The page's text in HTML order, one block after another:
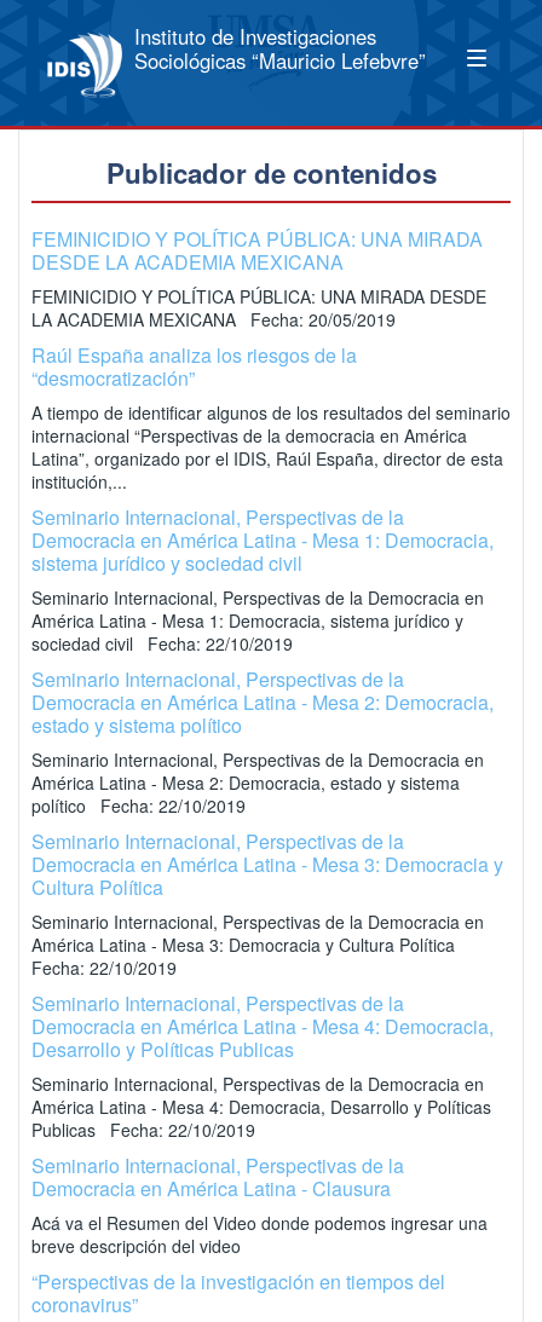
Instituto de Investigaciones
Sociológicas “Mauricio Lefebvre”
Publicador de contenidos
FEMINICIDIO Y POLÍTICA PÚBLICA: UNA MIRADA
DESDE LA ACADEMIA MEXICANA
FEMINICIDIO Y POLÍTICA PÚBLICA: UNA MIRADA DESDE
LA ACADEMIA MEXICANA Fecha: 20/05/2019
Raúl España analiza los riesgos de la
“desmocratización”
A tiempo de identificar algunos de los resultados del seminario
internacional “Perspectivas de la democracia en América
Latina”, organizado por el IDIS, Raúl España, director de esta
institución,...
Seminario Internacional, Perspectivas de la
Democracia en América Latina - Mesa 1: Democracia,
sistema jurídico y sociedad civil
Seminario Internacional, Perspectivas de la Democracia en
América Latina - Mesa 1: Democracia, sistema jurídico y
sociedad civil Fecha: 22/10/2019
Seminario Internacional, Perspectivas de la
Democracia en América Latina - Mesa 2: Democracia,
estado y sistema político
Seminario Internacional, Perspectivas de la Democracia en
América Latina - Mesa 2: Democracia, estado y sistema
político Fecha: 22/10/2019
Seminario Internacional, Perspectivas de la
Democracia en América Latina - Mesa 3: Democracia y
Cultura Política
Seminario Internacional, Perspectivas de la Democracia en
América Latina - Mesa 3: Democracia y Cultura Política
Fecha: 22/10/2019
Seminario Internacional, Perspectivas de la
Democracia en América Latina - Mesa 4: Democracia,
Desarrollo y Políticas Publicas
Seminario Internacional, Perspectivas de la Democracia en
América Latina - Mesa 4: Democracia, Desarrollo y Políticas
Publicas Fecha: 22/10/2019
Seminario Internacional, Perspectivas de la
Democracia en América Latina - Clausura
Acá va el Resumen del Video donde podemos ingresar una
breve descripción del video
“Perspectivas de la investigación en tiempos del
coronavirus”